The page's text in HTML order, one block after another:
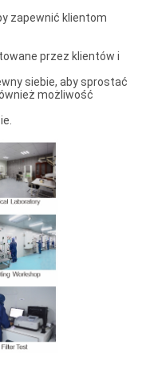
zapewnić klientom
przez klientów i
siebie, aby sprostać
możliwość